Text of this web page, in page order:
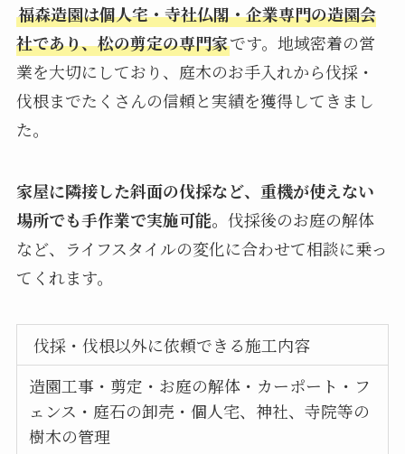
福森造園は個人宅・寺社仏閣・企業専門の造園会
社であり、松の剪定の専門家です。地域密着の営
業を大切にしており、庭木のお手入れから伐採・
伐根までたくさんの信頼と実績を獲得してきまし
た。
家屋に隣接した斜面の伐採など、重機が使えない
場所でも手作業で実施可能。 伐採後のお庭の解体
など、ライフスタイルの変化に合わせて相談に乗っ
てくれます。
伐採・伐根以外に依頼できる施工内容
造園工事・剪定・お庭の解体・カーポート・フ
ェンス・庭石の卸売・個人宅、神社、寺院等の
樹木の管理